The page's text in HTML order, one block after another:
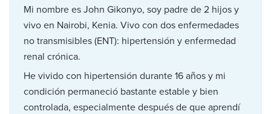
Mi nombre es John Gikonyo, soy padre de 2 hijos y
vivo en Nairobi, Kenia. Vivo con dos enfermedades
no transmisibles (ENT): hipertensión y enfermedad
renal crónica.
He vivido con hipertensión durante 16 años y mi
condición permaneció bastante estable y bien
controlada, especialmente después de que aprendí